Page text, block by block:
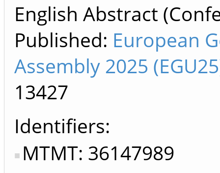
English Abstract
Published: European
Assembly 2025
13427
Identifiers
MTMT: 36147989